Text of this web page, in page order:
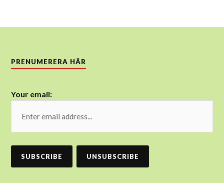
PRENUMERERA HÄR
Your email: